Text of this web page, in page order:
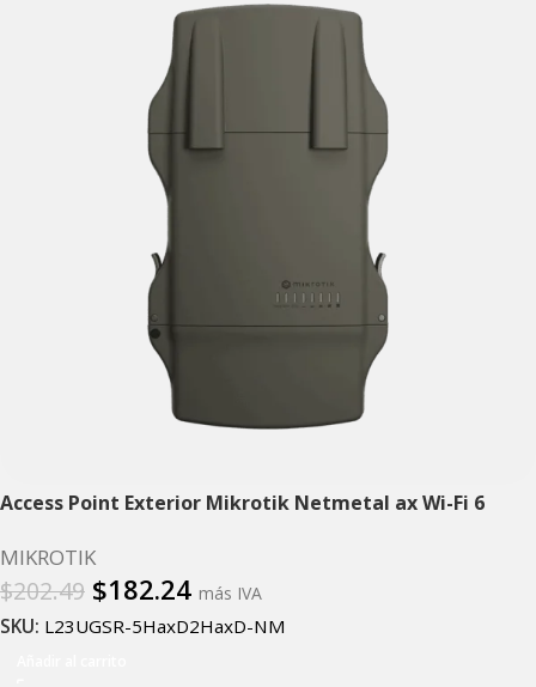
Access Point Exterior Mikrotik Netmetal ax Wi-Fi 6
MIKROTIK
$202.49 $182.24 más IVA
SKU: L23UGSR-5HaxD2HaxD-NM